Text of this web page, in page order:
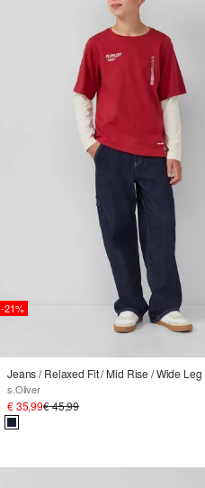
-21%
s.Oliver
€ 35,99€ 45,99